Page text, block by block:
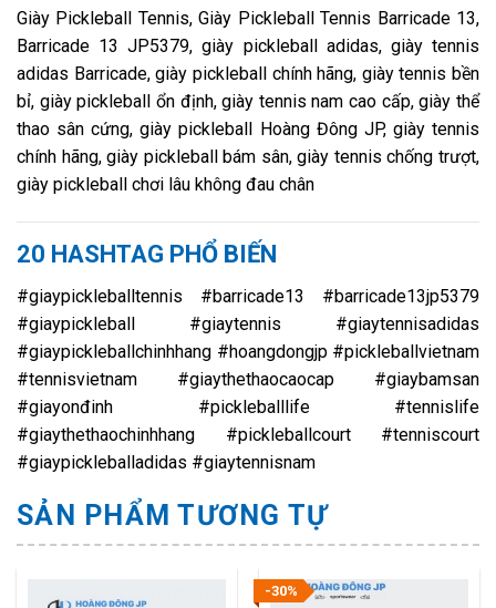
Giày Pickleball Tennis, Giày Pickleball Tennis Barricade 13,
Barricade 13 JP5379, giày pickleball adidas, giày tennis
adidas Barricade, giày pickleball chính hãng, giày tennis bền
bỉ, giày pickleball ổn định, giày tennis nam cao cấp, giày thể
thao sân cứng, giày pickleball Hoàng Đông JP, giày tennis
chính hãng, giày pickleball bám sân, giày tennis chống trượt,
giày pickleball chơi lâu không đau chân
20 HASHTAG PHỔ BIẾN
#giaypickleballtennis #barricade13 #barricade13jp5379
#giaypickleball #giaytennis #giaytennisadidas
#giaypickleballchinhhang #hoangdongjp #pickleballvietnam
#tennisvietnam #giaythethaocaocap #giaybamsan
#giayonđinh #pickleballlife #tennislife
#giaythethaochinhhang #pickleballcourt #tenniscourt
#giaypickleballadidas #giaytennisnam
SẢN PHẨM TƯƠNG TỰ
-30%